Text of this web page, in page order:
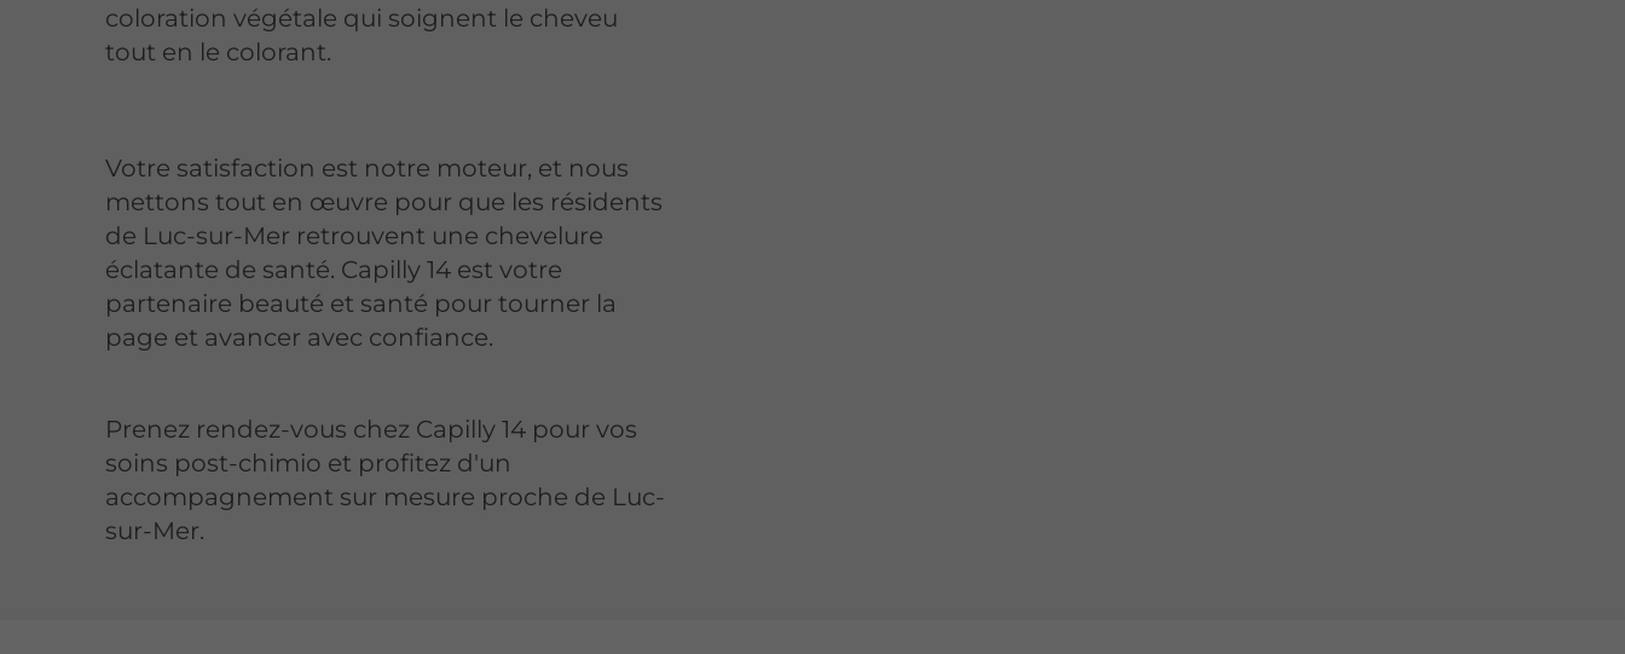
coloration végétale qui soignent le cheveu
tout en le colorant.
Votre satisfaction est notre moteur, et nous
mettons tout en œuvre pour que les résidents
de Luc-sur-Mer retrouvent une chevelure
éclatante de santé. Capilly 14 est votre
partenaire beauté et santé pour tourner la
page et avancer avec confiance.
Prenez rendez-vous chez Capilly 14 pour vos
soins post-chimio et profitez d'un
accompagnement sur mesure proche de Luc-
sur-Mer.